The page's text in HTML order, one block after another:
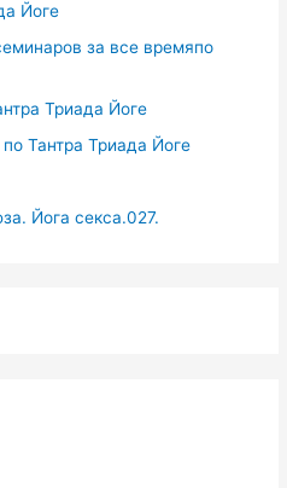
Йоге
за все времяпо
Триада Йоге
Тантра Триада Йоге
Йога секса.027.